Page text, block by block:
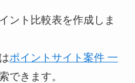
ント比較表を作成しま
ポイントサイト案件 一
できます。